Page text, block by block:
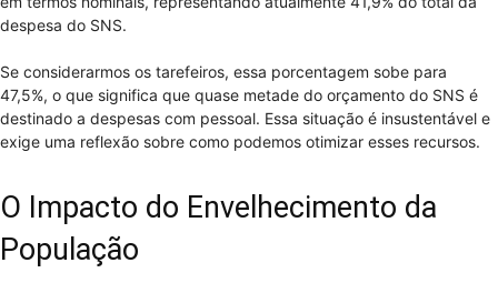
despesa do SNS.
Se considerarmos os tarefeiros, essa porcentagem sobe para
47,5%, o que significa que quase metade do orçamento do SNS é
destinado a despesas com pessoal. Essa situação é insustentável e
exige uma reflexão sobre como podemos otimizar esses recursos.
O Impacto do Envelhecimento da
População